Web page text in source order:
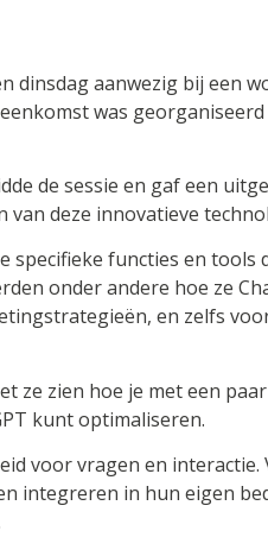
dinsdag aanwezig bij een
was
de sessie en gaf een
deze innovatieve
specifieke functies en tools
onder andere hoe ze
en zelfs
ze zien hoe je met een
kunt optimaliseren.
voor vragen en interactie.
integreren in hun eigen